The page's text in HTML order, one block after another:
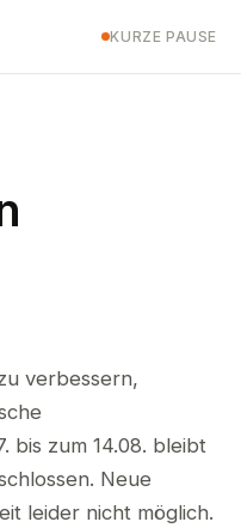
KURZE PAUSE
verbessern,
bis zum 14.08. bleibt
Neue
leider nicht möglich.